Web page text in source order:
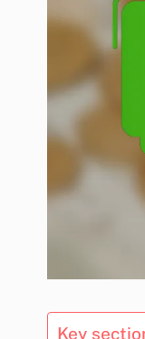
Key